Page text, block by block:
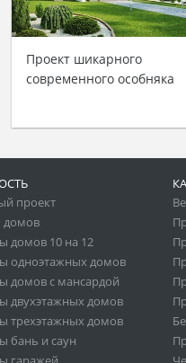
Проект шикарного
современного особняка
проект
домов
домов 10 на 12
одноэтажных домов
домов с мансардой
двухэтажных домов
трехэтажных домов
бань и саун